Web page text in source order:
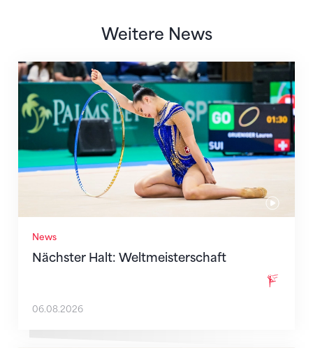
Weitere News
News
Nächster Halt: Weltmeisterschaft
Nächster Halt: Weltmeisterschaft
06.08.2026